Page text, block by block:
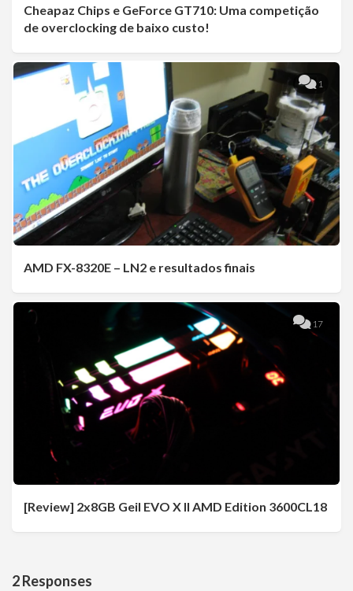
Cheapaz Chips e GeForce GT710: Uma competição
de overclocking de baixo custo!
1
AMD FX-8320E – LN2 e resultados finais
17
[Review] 2x8GB Geil EVO X II AMD Edition 3600CL18
2 Responses